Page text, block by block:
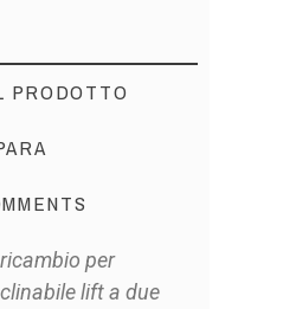
PRODOTTO
per
lift a due